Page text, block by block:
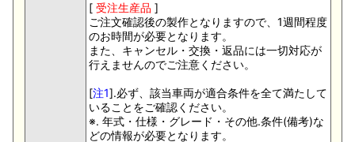
[ 受注生産品 ]
ご注文確認後の製作となりますので、1週間程度
のお時間が必要となります。
また、キャンセル・交換・返品には一切対応が
行えませんのでご注意ください。
[注1].必ず、該当車両が適合条件を全て満たして
いることをご確認ください。
※. 年式・仕様・グレード・その他.条件(備考)な
どの情報が必要となります。